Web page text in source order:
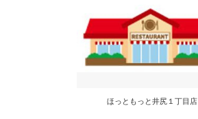
ほっともっと井尻１丁目店